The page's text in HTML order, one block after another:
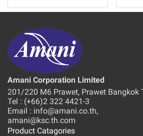
Amani Corporation Limited
201/220 M6 Prawet, Prawet Bangkok
Tel : (+66)2 322 4421-3
Email : info@amani.co.th,
amani@ksc.th.com
Product Catagories